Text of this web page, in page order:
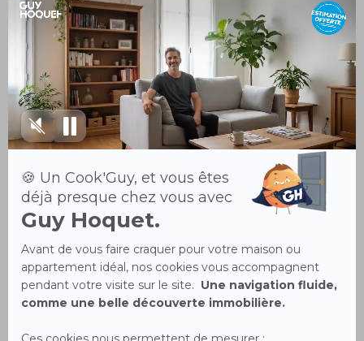
VISITE 3D IMMERSIVE
Local commercial 50.67 m² 3
Sélestat 67600
730 € / mois
Fonds de commerce 161 m²